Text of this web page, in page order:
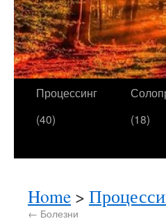
Процессинг
(40)
(18)
Home >
← Болезни